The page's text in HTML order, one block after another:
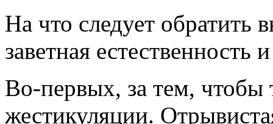
На что следует обратить
заветная естественность
Во-первых, за тем, чтобы
жестикуляции.